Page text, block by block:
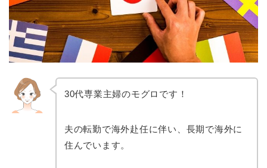
30代専業主婦のモグロです！
夫の転勤で海外赴任に伴い、長期で海外に
住んでいます。